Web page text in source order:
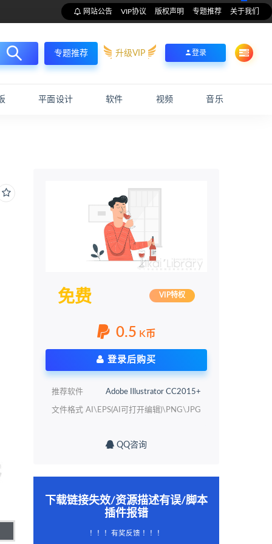
网站公告 VIP协议 版权声明 专题推荐 关于我们
专题推荐 升级VIP 登录
平面设计 软件 视频 音乐
免费 VIP特权
0.5 K币
登录后购买
推荐软件 Adobe Illustrator CC2015+
文件格式 AI\EPS(AI可打开编辑)\PNG\JPG
QQ咨询
下载链接失效/资源描述有误/脚本
插件报错
！！！有奖反馈 ！！！